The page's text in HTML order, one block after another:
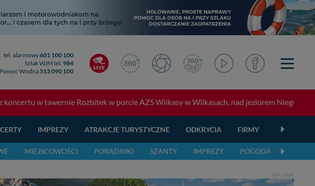
tel. alarmowy601 100 100
Szlak WJM tel. 984
Pomoc Wodna 513 090 100
koncertu w tawernie Rozbitek w porcie AZS Wilkasy w Wilkasach, nad jeziorem Niegocin.
IMPREZY ATRAKCJE TURYSTYCZNE ODKRYCIA FIRMY
MIEJSCOWOŚCI PORADNIKI SZANTY IMPREZY POGODA
REKLAMA